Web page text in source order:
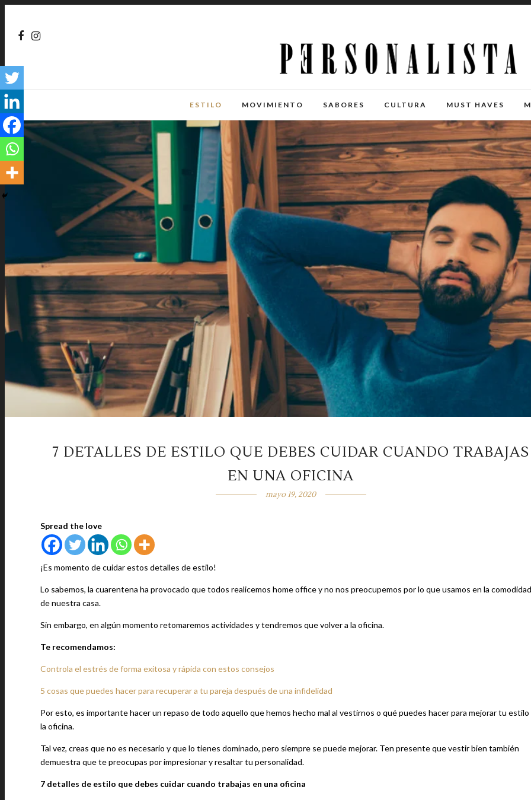
ESTILO MOVIMIENTO SABORES CULTURA MUST HAVES
7 DETALLES DE ESTILO QUE DEBES CUIDAR CUANDO TRABAJAS
EN UNA OFICINA
mayo 19, 2020
Spread the love
¡Es momento de cuidar estos detalles de estilo!
Lo sabemos, la cuarentena ha provocado que todos realicemos home office y no nos preocupemos por lo que usamos en la comodidad
de nuestra casa.
Sin embargo, en algún momento retomaremos actividades y tendremos que volver a la oficina.
Te recomendamos:
Controla el estrés de forma exitosa y rápida con estos consejos
5 cosas que puedes hacer para recuperar a tu pareja después de una infidelidad
Por esto, es importante hacer un repaso de todo aquello que hemos hecho mal al vestirnos o qué puedes hacer para mejorar tu estilo
la oficina.
Tal vez, creas que no es necesario y que lo tienes dominado, pero siempre se puede mejorar. Ten presente que vestir bien también
demuestra que te preocupas por impresionar y resaltar tu personalidad.
7 detalles de estilo que debes cuidar cuando trabajas en una oficina